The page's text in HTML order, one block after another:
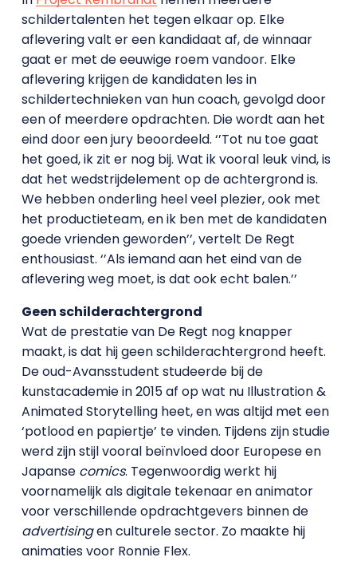
schildertalenten het tegen elkaar op. Elke
aflevering valt er een kandidaat af, de winnaar
gaat er met de eeuwige roem vandoor. Elke
aflevering krijgen de kandidaten les in
schildertechnieken van hun coach, gevolgd door
een of meerdere opdrachten. Die wordt aan het
eind door een jury beoordeeld. ‘’Tot nu toe gaat
het goed, ik zit er nog bij. Wat ik vooral leuk vind, is
dat het wedstrijdelement op de achtergrond is.
We hebben onderling heel veel plezier, ook met
het productieteam, en ik ben met de kandidaten
goede vrienden geworden’’, vertelt De Regt
enthousiast. ‘’Als iemand aan het eind van de
aflevering weg moet, is dat ook echt balen.’’
Geen schilderachtergrond
Wat de prestatie van De Regt nog knapper
maakt, is dat hij geen schilderachtergrond heeft.
De oud-Avansstudent studeerde bij de
kunstacademie in 2015 af op wat nu Illustration &
Animated Storytelling heet, en was altijd met een
‘potlood en papiertje’ te vinden. Tijdens zijn studie
werd zijn stijl vooral beïnvloed door Europese en
Japanse comics. Tegenwoordig werkt hij
voornamelijk als digitale tekenaar en animator
voor verschillende opdrachtgevers binnen de
advertisingen culturele sector. Zo maakte hij
animaties voor Ronnie Flex.